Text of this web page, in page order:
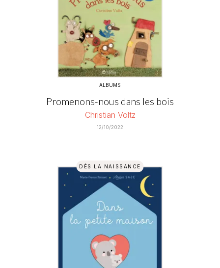
ALBUMS
Promenons-nous dans les bois
Christian Voltz
12/10/2022
DÈS LA NAISSANCE